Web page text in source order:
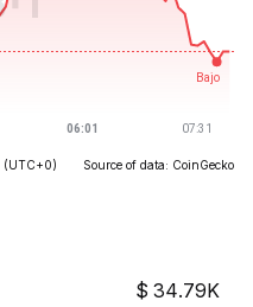
(UTC+0) Source of data: CoinGecko
34.79K